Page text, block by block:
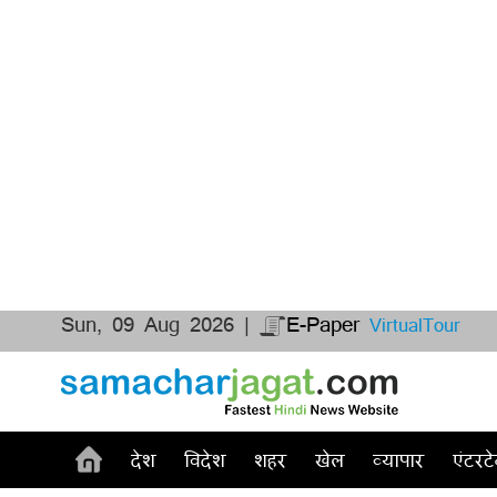
Sun, 09 Aug 2026 | E-Paper VirtualTour
देश विदेश शहर खेल व्यापार